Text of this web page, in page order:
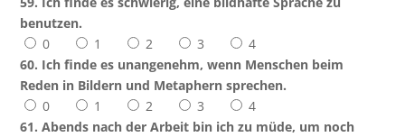
benutzen.
0
1 2 3
4
60. Ich finde es unangenehm, wenn Menschen beim
Reden in Bildern und Metaphern sprechen.
0
1 2 3
4
61. Abends nach der Arbeit bin ich zu müde, um noch